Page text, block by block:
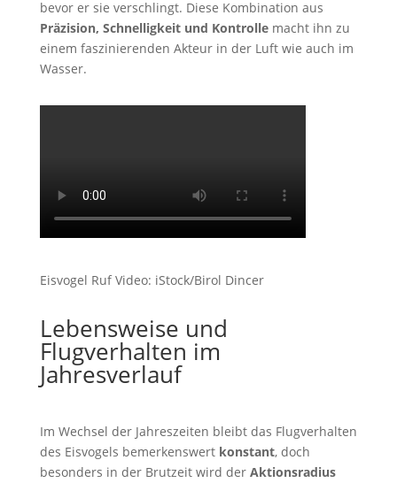
bevor er sie verschlingt. Diese Kombination aus
Präzision, Schnelligkeit und Kontrollemacht ihn zu
einem faszinierenden Akteur in der Luft wie auch im
Wasser.
Eisvogel Ruf Video: iStock/Birol Dincer
Lebensweise und
Flugverhalten im
Jahresverlauf
Im Wechsel der Jahreszeiten bleibt das Flugverhalten
des Eisvogels bemerkenswert konstant, doch
besonders in der Brutzeit wird der Aktionsradius